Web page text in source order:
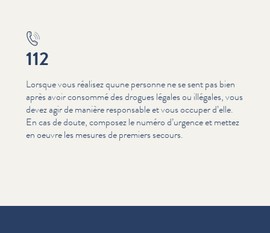
112
Lorsque vous réalisez quune personne ne se sent pas bien
après avoir consommé des drogues légales ou illégales, vous
devez agir de manière responsable et vous occuper d’elle.
En cas de doute, composez le numéro d’urgence et mettez
en oeuvre les mesures de premiers secours.